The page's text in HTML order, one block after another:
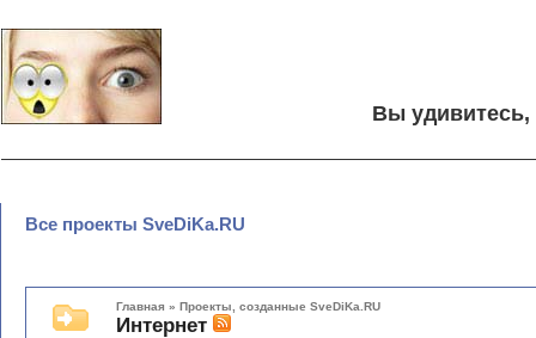
Вы
Все проекты SveDiKa.RU
Главная » Проекты, созданные SveDiKa.RU
Интернет